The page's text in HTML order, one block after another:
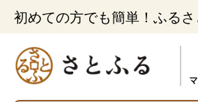
初めての方でも簡単！ふるさ